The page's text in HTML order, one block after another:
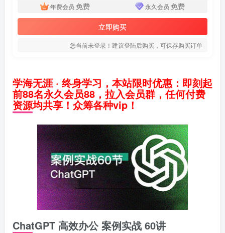
年费会员 免费 永久会员 免费
立即购买
您当前未登录！建议登陆后购买，可保存购买订单
学海无涯 · 终身学习，本站限时优惠：即刻起
前88名永久会员88，拉入会员群，任何付费
资源均共享！众筹各种vip！
ChatGPT 高效办公 案例实战 60讲